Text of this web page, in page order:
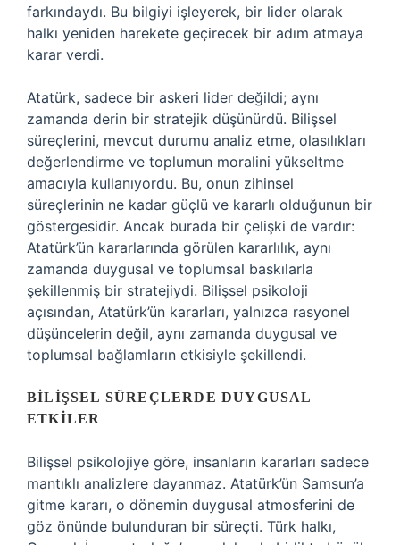
farkındaydı. Bu bilgiyi işleyerek, bir lider olarak
halkı yeniden harekete geçirecek bir adım atmaya
karar verdi.
Atatürk, sadece bir askeri lider değildi; aynı
zamanda derin bir stratejik düşünürdü. Bilişsel
süreçlerini, mevcut durumu analiz etme, olasılıkları
değerlendirme ve toplumun moralini yükseltme
amacıyla kullanıyordu. Bu, onun zihinsel
süreçlerinin ne kadar güçlü ve kararlı olduğunun bir
göstergesidir. Ancak burada bir çelişki de vardır:
Atatürk’ün kararlarında görülen kararlılık, aynı
zamanda duygusal ve toplumsal baskılarla
şekillenmiş bir stratejiydi. Bilişsel psikoloji
açısından, Atatürk’ün kararları, yalnızca rasyonel
düşüncelerin değil, aynı zamanda duygusal ve
toplumsal bağlamların etkisiyle şekillendi.
BILIŞSEL SÜREÇLERDE DUYGUSAL
ETKILER
Bilişsel psikolojiye göre, insanların kararları sadece
mantıklı analizlere dayanmaz. Atatürk’ün Samsun’a
gitme kararı, o dönemin duygusal atmosferini de
göz önünde bulunduran bir süreçti. Türk halkı,